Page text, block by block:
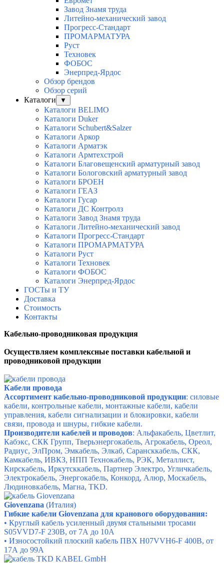
Завод Знамя труда
Литейно-механический завод
Прогресс-Стандарт
ПРОМАРМАТУРА
Руст
Техновек
ФОБОС
Энерпред-Ярдос
Обзор брендов
Обзор серий
Каталоги
▼
Каталоги BELIMO
Каталоги Duker
Каталоги Schubert&Salzer
Каталоги Аркор
Каталоги Арматэк
Каталоги Армтехстрой
Каталоги Благовещенский арматурный завод
Каталоги Бологовский арматурный завод
Каталоги БРОЕН
Каталоги ГЕАЗ
Каталоги Гусар
Каталоги ДС Контролз
Каталоги Завод Знамя труда
Каталоги Литейно-механический завод
Каталоги Прогресс-Стандарт
Каталоги ПРОМАРМАТУРА
Каталоги Руст
Каталоги Техновек
Каталоги ФОБОС
Каталоги Энерпред-Ярдос
ГОСТы и ТУ
Доставка
Стоимость
Контакты
Кабельно-проводниковая продукция
Осуществляем комплексные поставки кабельной и
проводниковой продукции
Кабели провода
Ассортимент кабельно-проводниковой продукции: силовые
кабели, контрольные кабели, монтажные кабели, кабели
управления, кабели сигнализации и блокировки, кабели
связи, провода и шнуры, гибкие кабели.
Производители кабелей и проводов: Альфакабель, Цветлит,
Кабэкс, СКК Групп, Тверьэнергокабель, Агрокабель, Ореол,
Радиус, ЭлПром, Эмкабель, Элкаб, Сарансккабель, СКК,
Камкабель, ИВКЗ, НПП Технокабель, РЭК, Металлист,
Кирскабель, Иркутсккабель, Партнер Электро, Угличкабель,
Электрокабель, Энергокабель, Конкорд, Алюр, Москабель,
Людиновкабель, Магна, TKD.
Giovenzana (Италия)
Гибкие кабели Giovenzana для кранового оборудования:
• Круглый кабель усиленный двумя стальными тросами
S05VVD7-F 230В, от 7А до 10А
• Износостойкий плоский кабель ПВХ H07VVH6-F 400В, от
17А до 99А